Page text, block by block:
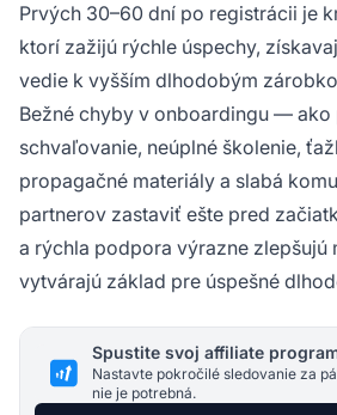
Prvých 30–60 dní po registrácii je
ktorí zažijú rýchle úspechy,
vedie k vyšším dlhodobým
Bežné chyby v onboardingu — ako
schvaľovanie, neúplné školenie,
propagačné materiály a slabá
partnerov zastaviť ešte pred
a rýchla podpora výrazne zlepšujú
vytvárajú základ pre úspešné
Spustite svoj affiliate
Nastavte pokročilé sledovanie za
nie je potrebná.